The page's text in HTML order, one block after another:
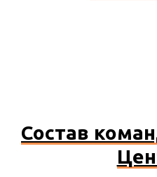
Состав